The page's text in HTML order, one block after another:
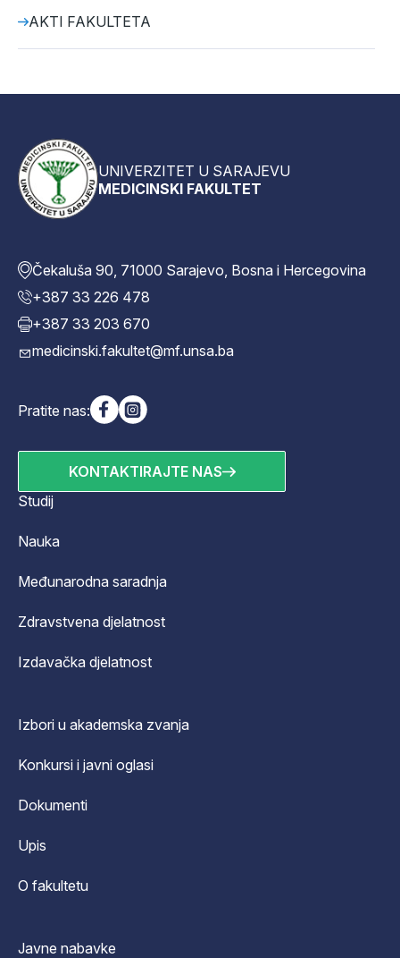
AKTI FAKULTETA
UNIVERZITET U SARAJEVU
MEDICINSKI FAKULTET
Čekaluša 90, 71000 Sarajevo, Bosna i Hercegovina
+387 33 226 478
+387 33 203 670
medicinski.fakultet@mf.unsa.ba
Pratite nas:
KONTAKTIRAJTE NAS
Studij
Nauka
Međunarodna saradnja
Zdravstvena djelatnost
Izdavačka djelatnost
Izbori u akademska zvanja
Konkursi i javni oglasi
Dokumenti
Upis
O fakultetu
Javne nabavke